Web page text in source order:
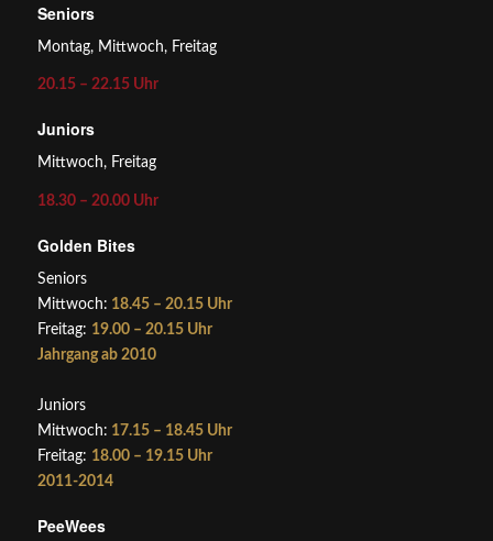
Seniors
Montag, Mittwoch, Freitag
20.15 – 22.15 Uhr
Juniors
Mittwoch, Freitag
18.30 – 20.00 Uhr
Golden Bites
Seniors
Mittwoch: 18.45 – 20.15 Uhr
Freitag: 19.00 – 20.15 Uhr
Jahrgang ab 2010
Juniors
Mittwoch: 17.15 – 18.45 Uhr
Freitag: 18.00 – 19.15 Uhr
2011-2014
PeeWees